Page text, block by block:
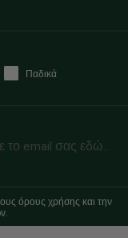
Παδικά
όρους χρήσης και την